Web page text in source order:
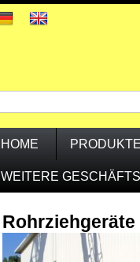
HOME PRODUKTE
WEITERE
Rohrziehgeräte